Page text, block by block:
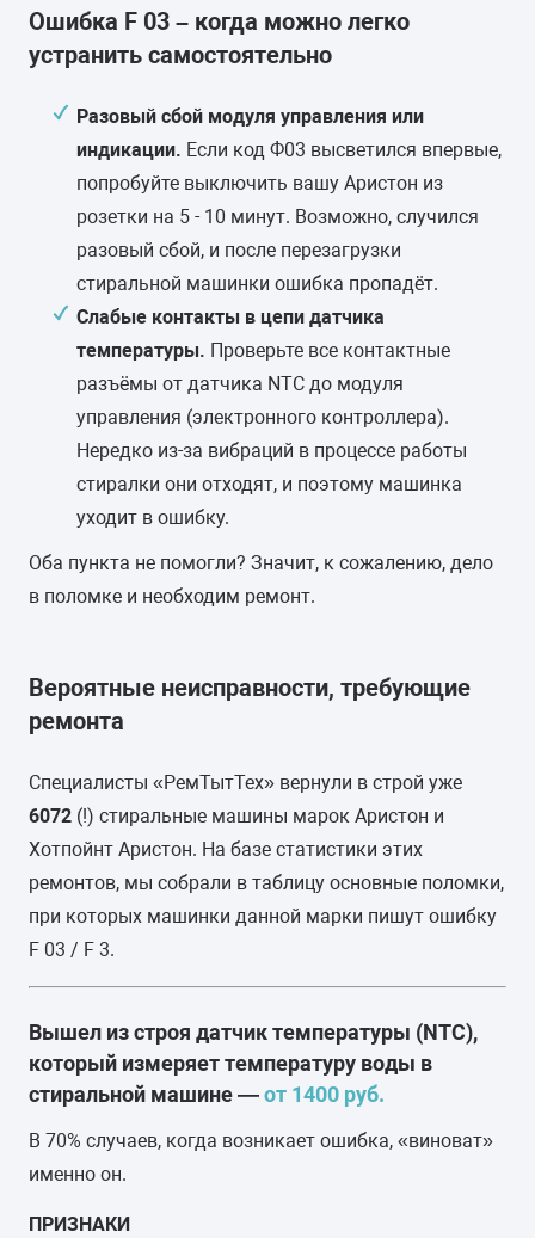
Ошибка F 03 – когда можно легко
устранить самостоятельно
Разовый сбой модуля управления или
индикации. Если код Ф03 высветился впервые,
попробуйте выключить вашу Аристон из
розетки на 5 - 10 минут. Возможно, случился
разовый сбой, и после перезагрузки
стиральной машинки ошибка пропадёт.
Слабые контакты в цепи датчика
температуры. Проверьте все контактные
разъёмы от датчика NTC до модуля
управления (электронного контроллера).
Нередко из-за вибраций в процессе работы
стиралки они отходят, и поэтому машинка
уходит в ошибку.
Оба пункта не помогли? Значит, к сожалению, дело
в поломке и необходим ремонт.
Вероятные неисправности, требующие
ремонта
Специалисты «РемТытТех» вернули в строй уже
6072 (!) стиральные машины марок Аристон и
Хотпойнт Аристон. На базе статистики этих
ремонтов, мы собрали в таблицу основные поломки,
при которых машинки данной марки пишут ошибку
F 03 / F 3.
Вышел из строя датчик температуры (NTC),
который измеряет температуру воды в
стиральной машине —от 1400 руб.
В 70% случаев, когда возникает ошибка, «виноват»
именно он.
ПРИЗНАКИ